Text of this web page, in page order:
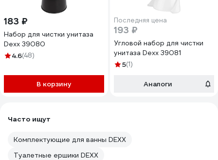
183 ₽
Набор для чистки унитаза
Dexx 39080
4.6(48)
В корзину
Последняя цена
193 ₽
Угловой набор для чистки
унитаза Dexx 39081
5(1)
Аналоги
Часто ищут
Комплектующие для ванны DEXX
Туалетные ершики DEXX